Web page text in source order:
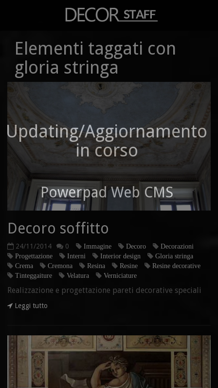
Elementi taggati con
gloria stringa
Decoro soffitto
24/11/2014 0 Immagine Decoro
Decorazioni
Progettazione
Interni Interior design
Gloria stringa
Crema
Cremona Resina Resine
Resine decorative
Tinteggaiture
Velatura Verniciature
Realizzazione e progettazione pareti decorative speciali
Leggi tutto
Updating/Aggiornamento
in corso
Powerpad Web CMS